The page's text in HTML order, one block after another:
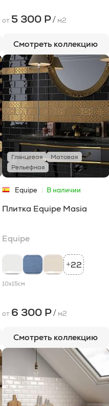
от 5 300 Р/ м2
Смотреть коллекцию
Глянцевая
Матовая
Рельефная
Equipe В наличии
Плитка Equipe Masia
Equipe
+22
10x15см
от 6 300 Р/ м2
Смотреть коллекцию